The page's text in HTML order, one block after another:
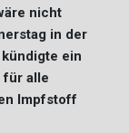
nicht
in der
ein
für alle
Impfstoff